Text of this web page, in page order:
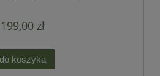
199,00 zł
do koszyka